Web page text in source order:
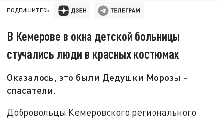
ПОДПИШИТЕСЬ:
В Кемерове в окна детской больницы
стучались люди в красных костюмах
Оказалось, это были Дедушки Морозы -
спасатели.
Добровольцы Кемеровского регионального